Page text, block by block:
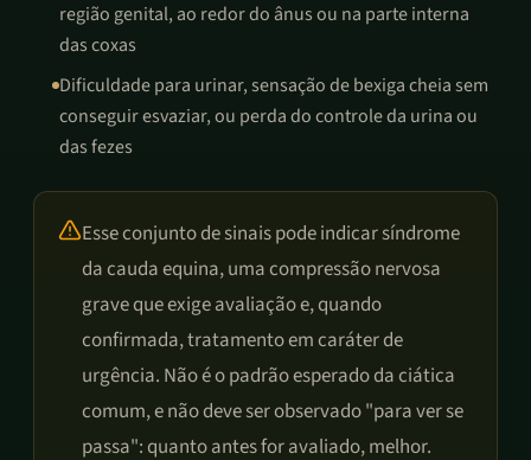
região genital, ao redor do ânus ou na parte interna
das coxas
Dificuldade para urinar, sensação de bexiga cheia sem
conseguir esvaziar, ou perda do controle da urina ou
das fezes
Esse conjunto de sinais pode indicar síndrome
da cauda equina, uma compressão nervosa
grave que exige avaliação e, quando
confirmada, tratamento em caráter de
urgência. Não é o padrão esperado da ciática
comum, e não deve ser observado "para ver se
passa": quanto antes for avaliado, melhor.